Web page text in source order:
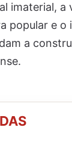
imaterial, a
popular e o
a